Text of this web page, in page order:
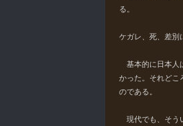
る。
ケガレ、死、差別
基本的に日本人
かった。それどこ
のである。
現代でも、そう